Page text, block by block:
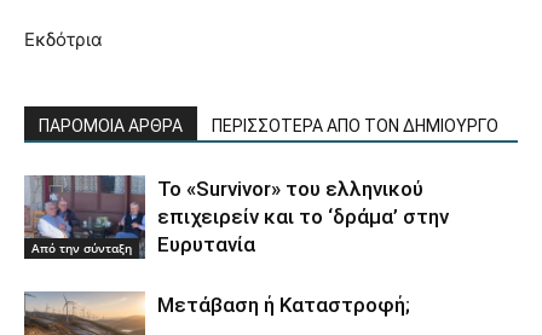
Εκδότρια
ΠΑΡΟΜΟΙΑ ΑΡΘΡΑ ΠΕΡΙΣΣΟΤΕΡΑ ΑΠΟ ΤΟΝ ΔΗΜΙΟΥΡΓΟ
Από την σύνταξη
Το «Survivor» του ελληνικού
επιχειρείν και το ‘δράμα’ στην
Ευρυτανία
Μετάβαση ή Καταστροφή;